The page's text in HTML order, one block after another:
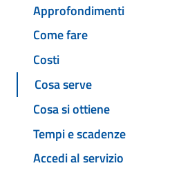
Approfondimenti
Come fare
Costi
Cosa serve
Cosa si ottiene
Tempi e scadenze
Accedi al servizio